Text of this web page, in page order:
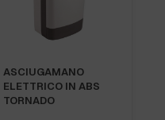
ASCIUGAMANO
ELETTRICO IN ABS
TORNADO